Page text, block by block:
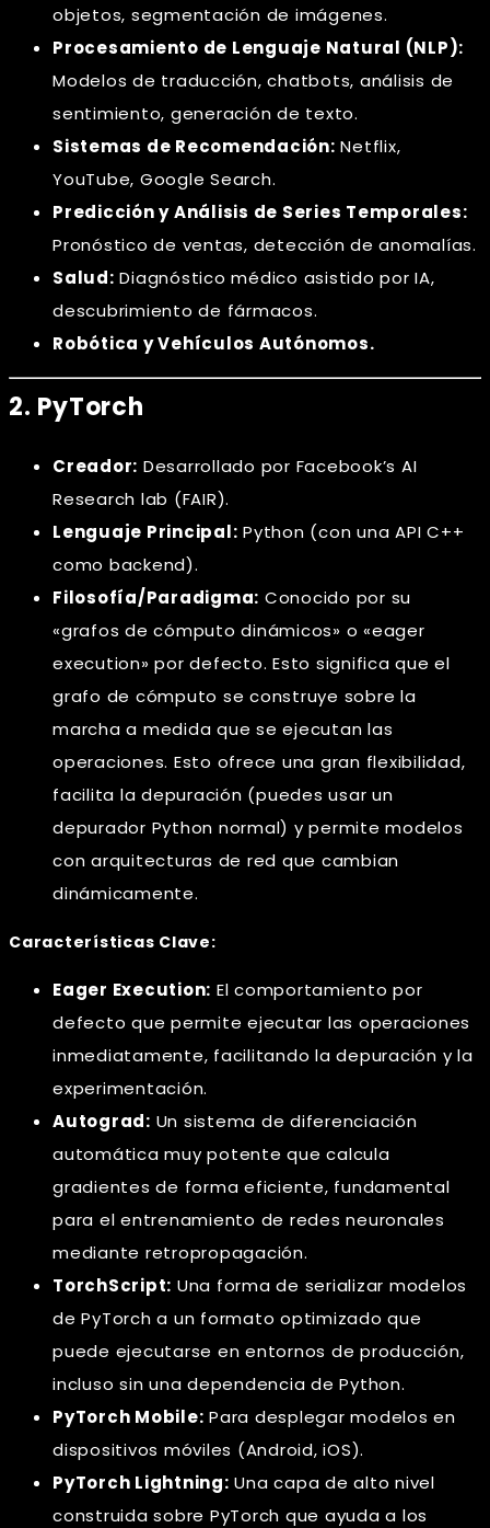
objetos, segmentación de imágenes.
Procesamiento de Lenguaje Natural (NLP):
Modelos de traducción, chatbots, análisis de
sentimiento, generación de texto.
Sistemas de Recomendación: Netflix,
YouTube, Google Search.
Predicción y Análisis de Series Temporales:
Pronóstico de ventas, detección de anomalías.
Salud: Diagnóstico médico asistido por IA,
descubrimiento de fármacos.
Robótica y Vehículos Autónomos.
2. PyTorch
Creador: Desarrollado por Facebook’s AI
Research lab (FAIR).
Lenguaje Principal: Python (con una API C++
como backend).
Filosofía/Paradigma: Conocido por su
«grafos de cómputo dinámicos» o «eager
execution» por defecto. Esto significa que el
grafo de cómputo se construye sobre la
marcha a medida que se ejecutan las
operaciones. Esto ofrece una gran flexibilidad,
facilita la depuración (puedes usar un
depurador Python normal) y permite modelos
con arquitecturas de red que cambian
dinámicamente.
Características Clave:
Eager Execution: El comportamiento por
defecto que permite ejecutar las operaciones
inmediatamente, facilitando la depuración y la
experimentación.
Autograd: Un sistema de diferenciación
automática muy potente que calcula
gradientes de forma eficiente, fundamental
para el entrenamiento de redes neuronales
mediante retropropagación.
TorchScript: Una forma de serializar modelos
de PyTorch a un formato optimizado que
puede ejecutarse en entornos de producción,
incluso sin una dependencia de Python.
PyTorch Mobile: Para desplegar modelos en
dispositivos móviles (Android, iOS).
PyTorch Lightning: Una capa de alto nivel
construida sobre PyTorch que ayuda a los